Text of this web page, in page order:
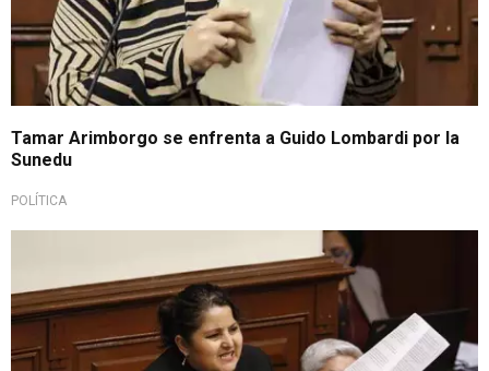
Tamar Arimborgo se enfrenta a Guido Lombardi por la
Sunedu
POLÍTICA